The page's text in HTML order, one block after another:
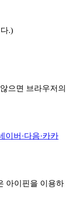
.)
으면 브라우저의
이버·다음·카카
아이핀을 이용하